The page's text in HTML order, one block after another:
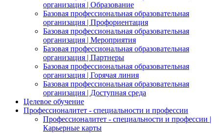
организация | Образование
Базовая профессиональная образовательная
организация | Профориентация
Базовая профессиональная образовательная
организация | Мероприятия
Базовая профессиональная образовательная
организация | Партнеры
Базовая профессиональная образовательная
организация | Горячая линия
Базовая профессиональная образовательная
организация | Доступная среда
Целевое обучение
Профессионалитет - специальности и профессии
Профессионалитет - специальности и профессии |
Карьерные карты